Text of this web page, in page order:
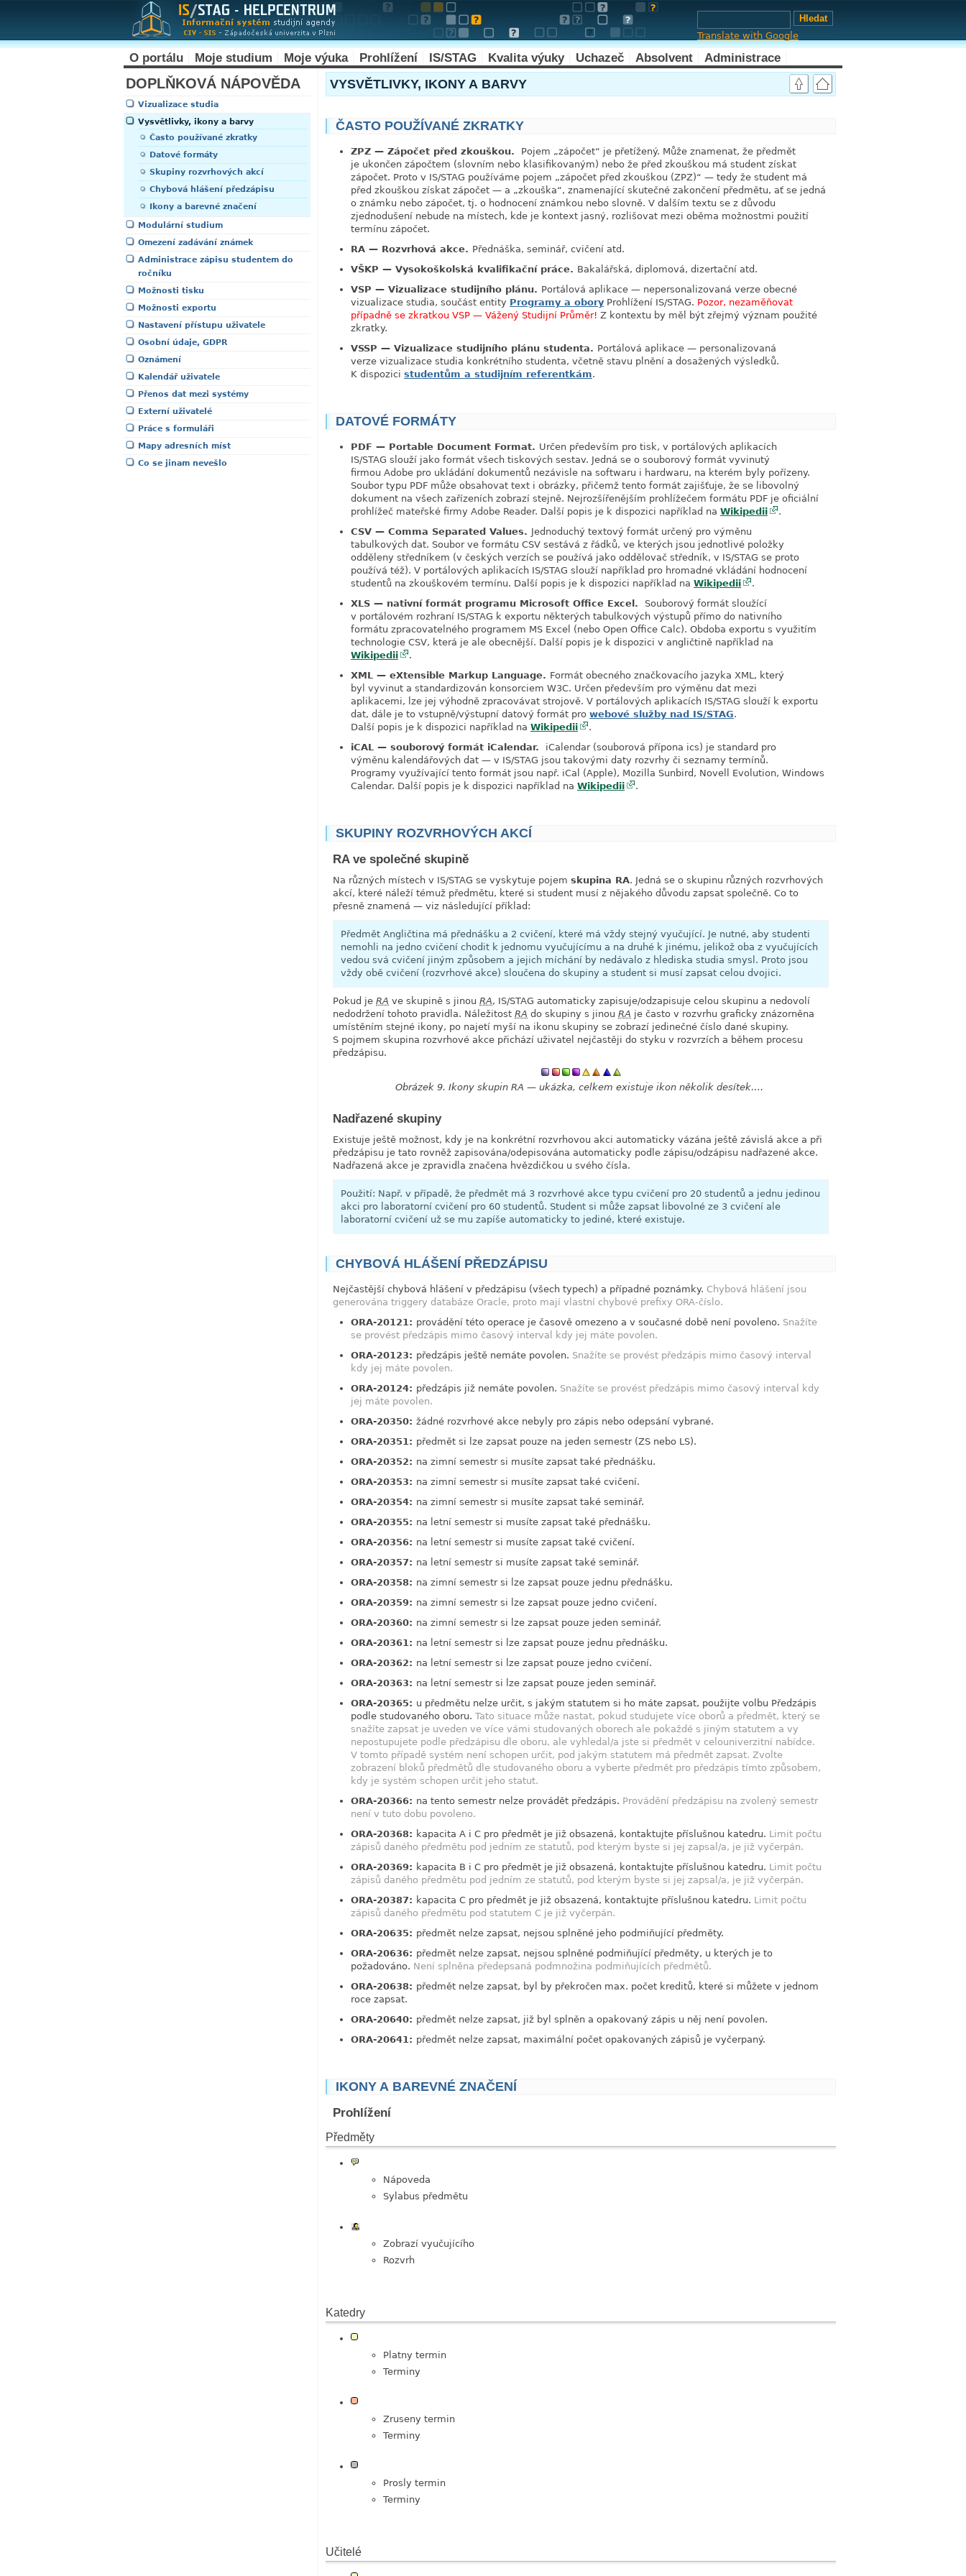
Translate with Google
O portálu Moje studium Moje výuka Prohlížení IS/STAG Kvalita výuky Uchazeč Absolvent Administrace
DOPLŇKOVÁ NÁPOVĚDA
Vizualizace studia
Vysvětlivky, ikony a barvy
Často používané zkratky
Datové formáty
Skupiny rozvrhových akcí
Chybová hlášení předzápisu
Ikony a barevné značení
Modulární studium
Omezení zadávání známek
Administrace zápisu studentem do
ročníku
Možnosti tisku
Možnosti exportu
Nastavení přístupu uživatele
Osobní údaje, GDPR
Oznámení
Kalendář uživatele
Přenos dat mezi systémy
Externí uživatelé
Práce s formuláři
Mapy adresních míst
Co se jinam nevešlo
VYSVĚTLIVKY, IKONY A BARVY
ČASTO POUŽÍVANÉ ZKRATKY
ZPZ — Zápočet před zkouškou. Pojem „zápočet“ je přetížený. Může znamenat, že předmět
je ukončen zápočtem (slovním nebo klasifikovaným) nebo že před zkouškou má student získat
zápočet. Proto v IS/STAG používáme pojem „zápočet před zkouškou (ZPZ)“ — tedy že student má
před zkouškou získat zápočet — a „zkouška“, znamenající skutečné zakončení předmětu, ať se jedná
o známku nebo zápočet, tj. o hodnocení známkou nebo slovně. V dalším textu se z důvodu
zjednodušení nebude na místech, kde je kontext jasný, rozlišovat mezi oběma možnostmi použití
termínu zápočet.
RA — Rozvrhová akce. Přednáška, seminář, cvičení atd.
VŠKP — Vysokoškolská kvalifikační práce. Bakalářská, diplomová, dizertační atd.
VSP — Vizualizace studijního plánu. Portálová aplikace — nepersonalizovaná verze obecné
vizualizace studia, součást entity Programy a obory Prohlížení IS/STAG. Pozor, nezaměňovat
případně se zkratkou VSP — Vážený Studijní Průměr! Z kontextu by měl být zřejmý význam použité
zkratky.
VSSP — Vizualizace studijního plánu studenta. Portálová aplikace — personalizovaná
verze vizualizace studia konkrétního studenta, včetně stavu plnění a dosažených výsledků.
K dispozici studentům a studijním referentkám.
DATOVÉ FORMÁTY
PDF — Portable Document Format. Určen především pro tisk, v portálových aplikacích
IS/STAG slouží jako formát všech tiskových sestav. Jedná se o souborový formát vyvinutý
firmou Adobe pro ukládání dokumentů nezávisle na softwaru i hardwaru, na kterém byly pořízeny.
Soubor typu PDF může obsahovat text i obrázky, přičemž tento formát zajišťuje, že se libovolný
dokument na všech zařízeních zobrazí stejně. Nejrozšířenějším prohlížečem formátu PDF je oficiální
prohlížeč mateřské firmy Adobe Reader. Další popis je k dispozici například na Wikipedii
.
CSV — Comma Separated Values. Jednoduchý textový formát určený pro výměnu
tabulkových dat. Soubor ve formátu CSV sestává z řádků, ve kterých jsou jednotlivé položky
odděleny středníkem (v českých verzích se používá jako oddělovač středník, v IS/STAG se proto
používá též). V portálových aplikacích IS/STAG slouží například pro hromadné vkládání hodnocení
studentů na zkouškovém termínu. Další popis je k dispozici například na Wikipedii
.
XLS — nativní formát programu Microsoft Office Excel.
Souborový formát sloužící
v portálovém rozhraní IS/STAG k exportu některých tabulkových výstupů přímo do nativního
formátu zpracovatelného programem MS Excel (nebo Open Office Calc). Obdoba exportu s využitím
technologie CSV, která je ale obecnější. Další popis je k dispozici v angličtině například na
Wikipedii
.
XML — eXtensible Markup Language. Formát obecného značkovacího jazyka XML, který
byl vyvinut a standardizován konsorciem W3C. Určen především pro výměnu dat mezi
aplikacemi, lze jej výhodně zpracovávat strojově. V portálových aplikacích IS/STAG slouží k exportu
dat, dále je to vstupně/výstupní datový formát pro webové služby nad IS/STAG.
Další popis je k dispozici například na Wikipedii
.
iCAL — souborový formát iCalendar.
iCalendar (souborová přípona ics) je standard pro
výměnu kalendářových dat — v IS/STAG jsou takovými daty rozvrhy či seznamy termínů.
Programy využívající tento formát jsou např. iCal (Apple), Mozilla Sunbird, Novell Evolution, Windows
Calendar. Další popis je k dispozici například na Wikipedii .
SKUPINY ROZVRHOVÝCH AKCÍ
RA ve společné skupině
Na různých místech v IS/STAG se vyskytuje pojem skupina RA. Jedná se o skupinu různých rozvrhových
akcí, které náleží témuž předmětu, které si student musí z nějakého důvodu zapsat společně. Co to
přesně znamená — viz následující příklad:
Předmět Angličtina má přednášku a 2 cvičení, které má vždy stejný vyučující. Je nutné, aby studenti
nemohli na jedno cvičení chodit k jednomu vyučujícímu a na druhé k jinému, jelikož oba z vyučujících
vedou svá cvičení jiným způsobem a jejich míchání by nedávalo z hlediska studia smysl. Proto jsou
vždy obě cvičení (rozvrhové akce) sloučena do skupiny a student si musí zapsat celou dvojici.
Pokud je RA ve skupině s jinou RA, IS/STAG automaticky zapisuje/odzapisuje celou skupinu a nedovolí
nedodržení tohoto pravidla. Náležitost RA do skupiny s jinou RA je často v rozvrhu graficky znázorněna
umístěním stejné ikony, po najetí myší na ikonu skupiny se zobrazí jedinečné číslo dané skupiny.
S pojmem skupina rozvrhové akce přichází uživatel nejčastěji do styku v rozvrzích a během procesu
předzápisu.
Obrázek 9. Ikony skupin RA — ukázka, celkem existuje ikon několik desítek….
Nadřazené skupiny
Existuje ještě možnost, kdy je na konkrétní rozvrhovou akci automaticky vázána ještě závislá akce a při
předzápisu je tato rovněž zapisována/odepisována automaticky podle zápisu/odzápisu nadřazené akce.
Nadřazená akce je zpravidla značena hvězdičkou u svého čísla.
Použití: Např. v případě, že předmět má 3 rozvrhové akce typu cvičení pro 20 studentů a jednu jedinou
akci pro laboratorní cvičení pro 60 studentů. Student si může zapsat libovolné ze 3 cvičení ale
laboratorní cvičení už se mu zapíše automaticky to jediné, které existuje.
CHYBOVÁ HLÁŠENÍ PŘEDZÁPISU
Nejčastější chybová hlášení v předzápisu (všech typech) a případné poznámky. Chybová hlášení jsou
generována triggery databáze Oracle, proto mají vlastní chybové prefixy ORA-číslo.
ORA-20121: provádění této operace je časově omezeno a v současné době není povoleno. Snažíte
se provést předzápis mimo časový interval kdy jej máte povolen.
ORA-20123: předzápis ještě nemáte povolen. Snažíte se provést předzápis mimo časový interval
kdy jej máte povolen.
ORA-20124: předzápis již nemáte povolen. Snažíte se provést předzápis mimo časový interval kdy
jej máte povolen.
ORA-20350: žádné rozvrhové akce nebyly pro zápis nebo odepsání vybrané.
ORA-20351: předmět si lze zapsat pouze na jeden semestr (ZS nebo LS).
ORA-20352: na zimní semestr si musíte zapsat také přednášku.
ORA-20353: na zimní semestr si musíte zapsat také cvičení.
ORA-20354: na zimní semestr si musíte zapsat také seminář.
ORA-20355: na letní semestr si musíte zapsat také přednášku.
ORA-20356: na letní semestr si musíte zapsat také cvičení.
ORA-20357: na letní semestr si musíte zapsat také seminář.
ORA-20358: na zimní semestr si lze zapsat pouze jednu přednášku.
ORA-20359: na zimní semestr si lze zapsat pouze jedno cvičení.
ORA-20360: na zimní semestr si lze zapsat pouze jeden seminář.
ORA-20361: na letní semestr si lze zapsat pouze jednu přednášku.
ORA-20362: na letní semestr si lze zapsat pouze jedno cvičení.
ORA-20363: na letní semestr si lze zapsat pouze jeden seminář.
ORA-20365: u předmětu nelze určit, s jakým statutem si ho máte zapsat, použijte volbu Předzápis
podle studovaného oboru. Tato situace může nastat, pokud studujete více oborů a předmět, který se
snažíte zapsat je uveden ve více vámi studovaných oborech ale pokaždé s jiným statutem a vy
nepostupujete podle předzápisu dle oboru, ale vyhledal/a jste si předmět v celouniverzitní nabídce.
V tomto případě systém není schopen určit, pod jakým statutem má předmět zapsat. Zvolte
zobrazení bloků předmětů dle studovaného oboru a vyberte předmět pro předzápis tímto způsobem,
kdy je systém schopen určit jeho statut.
ORA-20366: na tento semestr nelze provádět předzápis. Provádění předzápisu na zvolený semestr
není v tuto dobu povoleno.
ORA-20368: kapacita A i C pro předmět je již obsazená, kontaktujte příslušnou katedru. Limit počtu
zápisů daného předmětu pod jedním ze statutů, pod kterým byste si jej zapsal/a, je již vyčerpán.
ORA-20369: kapacita B i C pro předmět je již obsazená, kontaktujte příslušnou katedru. Limit počtu
zápisů daného předmětu pod jedním ze statutů, pod kterým byste si jej zapsal/a, je již vyčerpán.
ORA-20387: kapacita C pro předmět je již obsazená, kontaktujte příslušnou katedru. Limit počtu
zápisů daného předmětu pod statutem C je již vyčerpán.
ORA-20635: předmět nelze zapsat, nejsou splněné jeho podmiňující předměty.
ORA-20636: předmět nelze zapsat, nejsou splněné podmiňující předměty, u kterých je to
požadováno. Není splněna předepsaná podmnožina podmiňujících předmětů.
ORA-20638: předmět nelze zapsat, byl by překročen max. počet kreditů, které si můžete v jednom
roce zapsat.
ORA-20640: předmět nelze zapsat, již byl splněn a opakovaný zápis u něj není povolen.
ORA-20641: předmět nelze zapsat, maximální počet opakovaných zápisů je vyčerpaný.
IKONY A BAREVNÉ ZNAČENÍ
Prohlížení
Předměty
Nápoveda
Sylabus předmětu
Zobrazí vyučujícího
Rozvrh
Katedry
Platny termin
Terminy
Zruseny termin
Terminy
Prosly termin
Terminy
Učitelé